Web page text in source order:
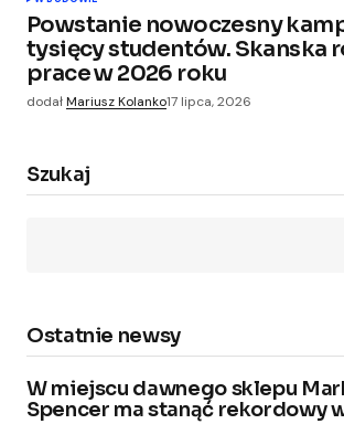
Powstanie nowoczesny
tysięcy studentów. Skanska
prace w 2026 roku
dodałMariusz Kolanko17 lipca, 2026
Szukaj
Ostatnie newsy
W miejscu dawnego sklepu
Spencer ma stanąć rekordowy